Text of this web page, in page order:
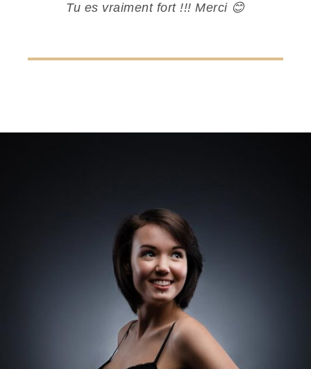
Tu es vraiment fort !!! Merci 😊